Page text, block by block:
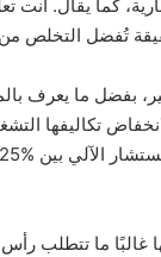
كما يقال.
تُفضل التخلص
بفضل ما يعرف
تكاليفها
غالبًا ما